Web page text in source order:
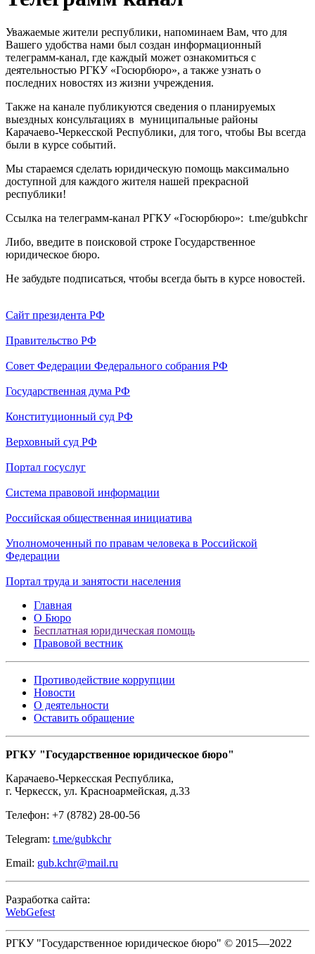
Уважаемые жители республики, напоминаем Вам, что для
Вашего удобства нами был создан информационный
телеграмм-канал, где каждый может ознакомиться с
деятельностью РГКУ «Госюрбюро», а также узнать о
последних новостях из жизни учреждения.
Также на канале публикуются сведения о планируемых
выездных консультациях в муниципальные районы
Карачаево-Черкесской Республики, для того, чтобы Вы всегда
были в курсе событий.
Мы стараемся сделать юридическую помощь максимально
доступной для каждого жителя нашей прекрасной
республики!
Ссылка на телеграмм-канал РГКУ «Госюрбюро»: t.me/gubkchr
Либо, введите в поисковой строке Государственное
юридическое бюро.
Не забудьте подписаться, чтобы всегда быть в курсе новостей.
Сайт президента РФ
Правительство РФ
Совет Федерации Федерального собрания РФ
Государственная дума РФ
Конституционный суд РФ
Верховный суд РФ
Портал госуслуг
Cистема правовой информации
Российская общественная инициатива
Уполномоченный по правам человека в Российской
Федерации
Портал труда и занятости населения
Главная
О Бюро
Бесплатная юридическая помощь
Правовой вестник
Противодействие коррупции
Новости
О деятельности
Оставить обращение
РГКУ "Государственное юридическое бюро"
Карачаево-Черкесская Республика,
г. Черкесск, ул. Красноармейская, д.33
Телефон: +7 (8782) 28-00-56
Telegram: t.me/gubkchr
Email: gub.kchr@mail.ru
Разработка сайта:
WebGefest
РГКУ "Государственное юридическое бюро" © 2015—2022